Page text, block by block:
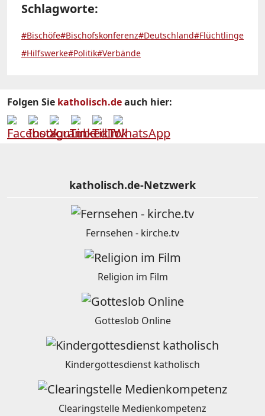
Schlagworte:
#Bischöfe#Bischofskonferenz#Deutschland#Flüchtlinge
#Hilfswerke#Politik#Verbände
Folgen Sie katholisch.deauch hier:
katholisch.de-Netzwerk
Fernsehen - kirche.tv
Religion im Film
Gotteslob Online
Kindergottesdienst katholisch
Clearingstelle Medienkompetenz